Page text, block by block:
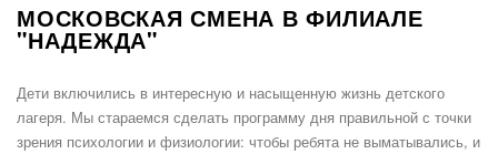
МОСКОВСКАЯ СМЕНА В ФИЛИАЛЕ
"НАДЕЖДА"
Дети включились в интересную и насыщенную жизнь детского
лагеря. Мы стараемся сделать программу дня правильной с точки
зрения психологии и физиологии: чтобы ребята не выматывались, и